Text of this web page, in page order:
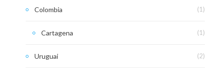
Colombia (1)
Cartagena (1)
Uruguai (2)